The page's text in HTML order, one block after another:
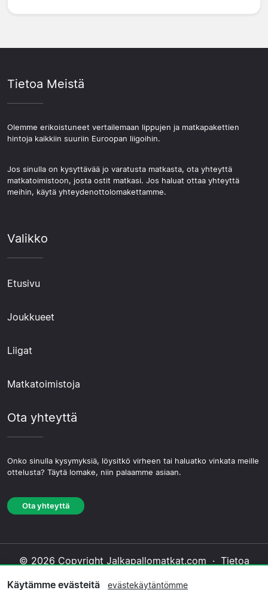
Tietoa Meistä
Olemme erikoistuneet vertailemaan lippujen ja matkapakettien
hintoja kaikkiin suuriin Euroopan liigoihin.
Jos sinulla on kysyttävää jo varatusta matkasta, ota yhteyttä
matkatoimistoon, josta ostit matkasi. Jos haluat ottaa yhteyttä
meihin, käytä yhteydenottolomakettamme.
Valikko
Etusivu
Joukkueet
Liigat
Matkatoimistoja
Ota yhteyttä
Onko sinulla kysymyksiä, löysitkö virheen tai haluatko vinkata meille
ottelusta? Täytä lomake, niin palaamme asiaan.
Ota yhteyttä
© 2026 Copyright Jalkapallomatkat.com · Tietoa
Käytämme evästeitä evästekäytäntömme